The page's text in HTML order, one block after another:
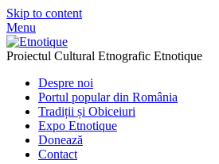
Skip to content
Menu
Proiectul Cultural Etnografic Etnotique
Despre noi
Portul popular din România
Tradiții și Obiceiuri
Expo Etnotique
Donează
Contact